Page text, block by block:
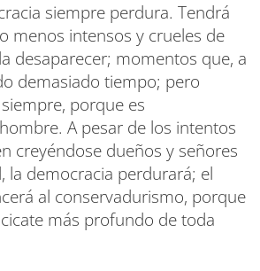
siempre perdura. Tendrá
menos intensos y crueles de
desaparecer; momentos que, a
demasiado tiempo; pero
porque es
A pesar de los intentos
creyéndose dueños y señores
la democracia perdurará; el
al conservadurismo, porque
más profundo de toda